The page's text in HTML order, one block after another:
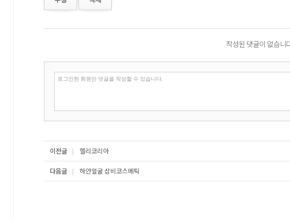
작성된 댓글이 없습니
이전글 | 헬리코리아
다음글 | 하얀얼굴 삼비코스메틱